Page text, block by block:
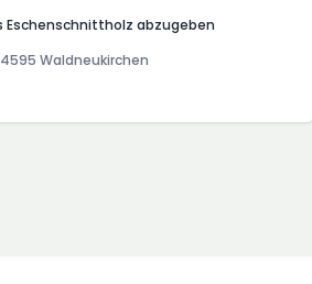
Trockenes Eschenschnittholz abzugeben
4595 Waldneukirchen